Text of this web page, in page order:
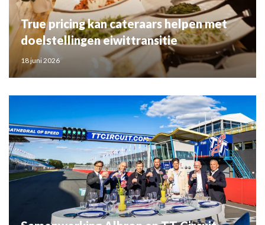
True pricing kan cateraars helpen met
doelstellingen eiwittransitie
18 juni 2026